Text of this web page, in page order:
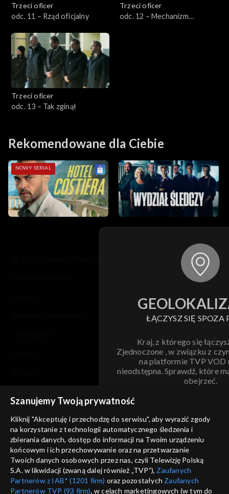
Trzeci oficer
odc. 11 – Rząd oficjalny
Trzeci oficer
odc. 12 – Mechanizm
Trzeci oficer
odc. 13 – Tak zginął
Rekomendowane dla Ciebie
NOWY SERIAL
ŁĄCZYSZ SIĘ SPOZA
Kraj, z którego się
Zjednoczone , w związku z
na platformie TVP VOD
nieodstępna. Sprawdź, które
obejrzeć.
ANULUJ
informacje o dostawcy usług
Szanujemy Twoją prywatność
Kliknij "Akceptuję i przechodzę do serwisu", aby wyrazić zgody
na korzystanie z technologii automatycznego śledzenia i
zbierania danych, dostęp do informacji na Twoim urządzeniu
końcowym i ich przechowywanie oraz na przetwarzanie
Twoich danych osobowych przez nas, czyli Telewizję Polską
S.A. w likwidacji (zwaną dalej również „TVP”), Zaufanych
Partnerów z IAB* (1201 firm) oraz pozostałych Zaufanych
Partnerów TVP (93 firm), w celach marketingowych (w tym do